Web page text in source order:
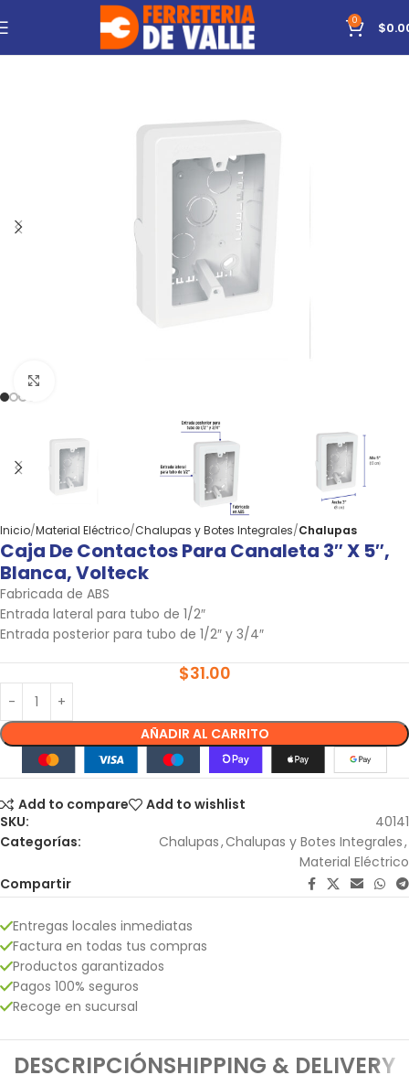
0 $
Inicio Material Eléctrico Chalupas y Botes Integrales Chalupas
Caja De Contactos Para Canaleta 3″ X 5″,
Blanca, Volteck
Fabricada de ABS
Entrada lateral para tubo de 1/2″
Entrada posterior para tubo de 1/2″ y 3/4″
$31.00
AÑADIR AL CARRITO
Add to compare
Add to wishlist
SKU:
40141
Categorías:
Chalupas,Chalupas y Botes Integrales,
Material Eléctrico
Compartir
Entregas locales inmediatas
Factura en todas tus compras
Productos garantizados
Pagos 100% seguros
Recoge en sucursal
DESCRIPCIÓNSHIPPING & DELIVERY